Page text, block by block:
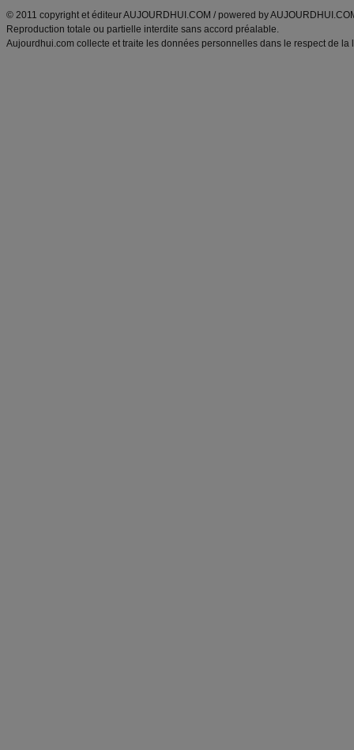
© 2011 copyright et éditeur AUJOURDHUI.COM / powered by
Reproduction totale ou partielle interdite sans accord préalable.
Aujourdhui.com collecte et traite les données personnelles dans le respect de